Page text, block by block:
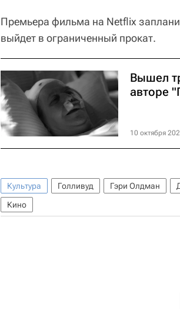
Премьера фильма на Netflix
выйдет в ограниченный прокат.
Вышел
авторе
10 октября
Культура Голливуд Гэри Олдман
Кино